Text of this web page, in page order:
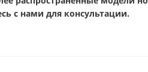
с нами для консультации.